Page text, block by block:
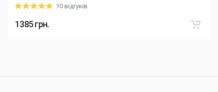
Rating: 5 out of 510 відгуків
1385грн.